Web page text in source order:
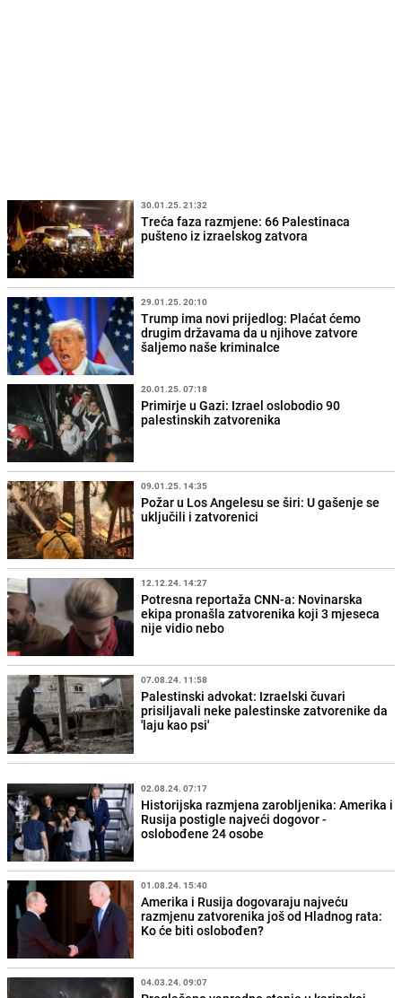
30.01.25. 21:32
Treća faza razmjene: 66 Palestinaca
pušteno iz izraelskog zatvora
29.01.25. 20:10
Trump ima novi prijedlog: Plaćat ćemo
drugim državama da u njihove zatvore
šaljemo naše kriminalce
20.01.25. 07:18
Primirje u Gazi: Izrael oslobodio 90
palestinskih zatvorenika
09.01.25. 14:35
Požar u Los Angelesu se širi: U gašenje se
uključili i zatvorenici
12.12.24. 14:27
Potresna reportaža CNN-a: Novinarska
ekipa pronašla zatvorenika koji 3 mjeseca
nije vidio nebo
07.08.24. 11:58
Palestinski advokat: Izraelski čuvari
prisiljavali neke palestinske zatvorenike da
'laju kao psi'
02.08.24. 07:17
Historijska razmjena zarobljenika: Amerika i
Rusija postigle najveći dogovor -
oslobođene 24 osobe
01.08.24. 15:40
Amerika i Rusija dogovaraju najveću
razmjenu zatvorenika još od Hladnog rata:
Ko će biti oslobođen?
04.03.24. 09:07